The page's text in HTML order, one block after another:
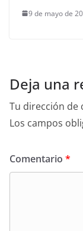
9 de mayo de
Deja una
Tu dirección de
Los campos
Comentario *